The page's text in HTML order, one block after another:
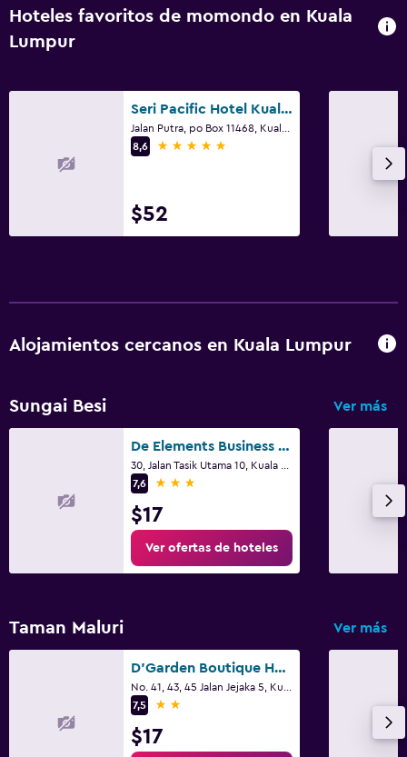
Hoteles favoritos de momondo en Kuala
Lumpur
Seri Pacific Hotel Kuala Lumpur
8,6
5 estrellas
$52
Alojamientos cercanos en Kuala Lumpur
Sungai Besi Ver más
De Elements Business Hotel Kuala Lumpur
7,6
3 estrellas
$17
Ver ofertas de hoteles
Taman Maluri Ver más
D'Garden Boutique Hotel Kuala Lumpur
7,5
2 estrellas
$17